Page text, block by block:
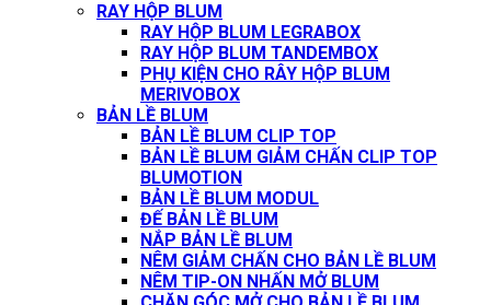
RAY HỘP BLUM
RAY HỘP BLUM LEGRABOX
RAY HỘP BLUM TANDEMBOX
PHỤ KIỆN CHO RÂY HỘP BLUM
MERIVOBOX
BẢN LỀ BLUM
BẢN LỀ BLUM CLIP TOP
BẢN LỀ BLUM GIẢM CHẤN CLIP TOP
BLUMOTION
BẢN LỀ BLUM MODUL
ĐẾ BẢN LỀ BLUM
NẮP BẢN LỀ BLUM
NÊM GIẢM CHẤN CHO BẢN LỀ BLUM
NÊM TIP-ON NHẤN MỞ BLUM